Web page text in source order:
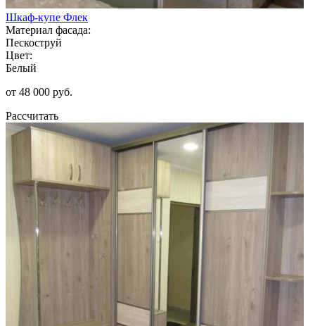
Шкаф-купе Флек
Материал фасада:
Пескоструй
Цвет:
Белый
от 48 000 руб.
Рассчитать